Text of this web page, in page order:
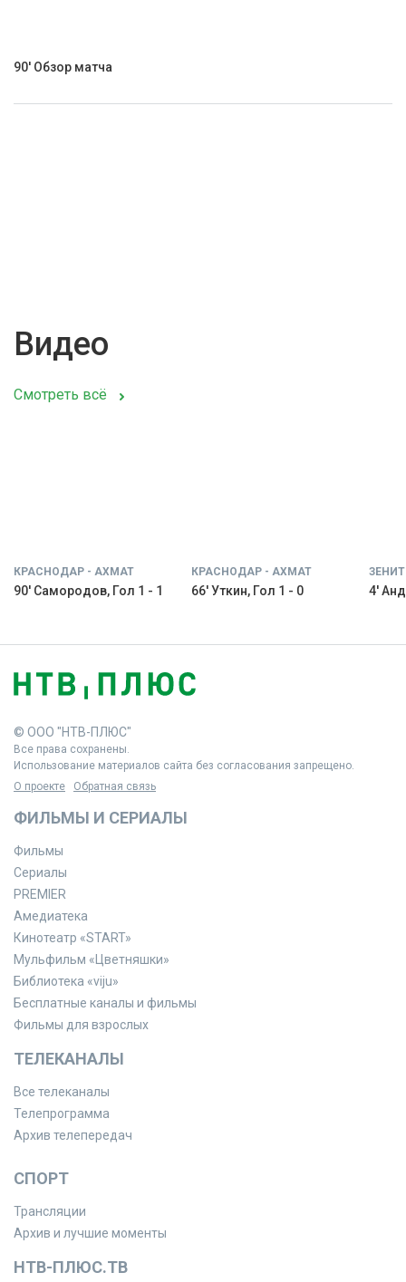
90' Обзор матча
Видео
Смотреть всё
КРАСНОДАР - АХМАТ
90' Самородов, Гол 1 - 1
КРАСНОДАР - АХМАТ
66' Уткин, Гол 1 - 0 4'
© ООО "НТВ-ПЛЮС"
Все права сохранены.
Использование материалов сайта без согласования запрещено.
О проекте
Обратная связь
ФИЛЬМЫ И СЕРИАЛЫ
Фильмы
Сериалы
PREMIER
Амедиатека
Кинотеатр «START»
Мульфильм «Цветняшки»
Библиотека «viju»
Бесплатные каналы и фильмы
Фильмы для взрослых
ТЕЛЕКАНАЛЫ
Все телеканалы
Телепрограмма
Архив телепередач
СПОРТ
Трансляции
Архив и лучшие моменты
НТВ-ПЛЮС.ТВ